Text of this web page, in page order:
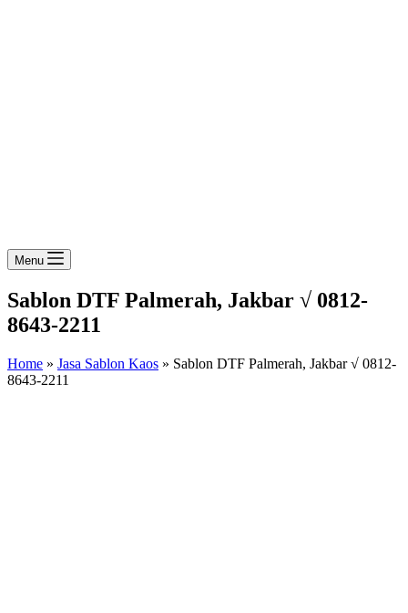
Menu
Sablon DTF Palmerah, Jakbar √ 0812-
8643-2211
Home » Jasa Sablon Kaos » Sablon DTF Palmerah, Jakbar √ 0812-
8643-2211